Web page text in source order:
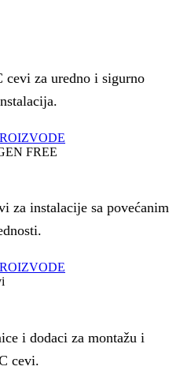
cevi za uredno i sigurno
FREE
za instalacije sa povećanim
i dodaci za montažu i
cevi.